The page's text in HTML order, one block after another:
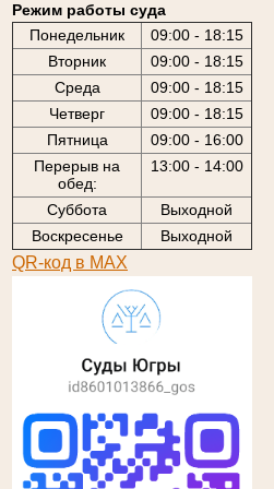
Режим работы суда
Понедельник
09:00 - 18:15
Вторник
09:00 - 18:15
Среда
09:00 - 18:15
Четверг
09:00 - 18:15
Пятница
09:00 - 16:00
Перерыв на
обед:
13:00 - 14:00
Суббота
Выходной
Воскресенье
Выходной
QR-код в МАХ